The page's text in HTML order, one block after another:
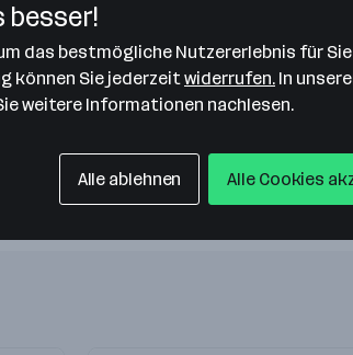
besser!
das bestmögliche Nutzererlebnis für Sie
können Sie jederzeit widerrufen. In
weitere Informationen nachlesen.
Alle ablehnen Alle Cookies